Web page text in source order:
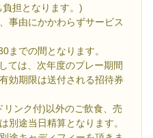
担となります。)
事由にかかわらずサービス
までの間となります。
ては、次年度のプレー期間
効期限は送付される招待券
ンク付)以外のご飲食、売
別途当日精算となります。